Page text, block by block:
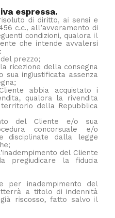
espressa.
di diritto, ai sensi e
c.c., all’avveramento di
condizioni, qualora il
che intende avvalersi
prezzo;
ricezione della consegna
ingiustificata assenza
abbia acquistato i
qualora la rivendita
della Repubblica
del Cliente e/o sua
concorsuale e/o
disciplinate dalla legge
del Cliente
pregiudicare la fiducia
per inadempimento del
a titolo di indennità
riscosso, fatto salvo il